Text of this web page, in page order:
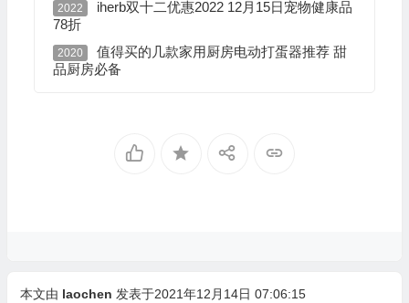
2022
iherb双十二优惠2022 12月15日宠物健康品
78折
2020
值得买的几款家用厨房电动打蛋器推荐 甜
品厨房必备
本文由 laochen 发表于2021年12月14日 07:06:15